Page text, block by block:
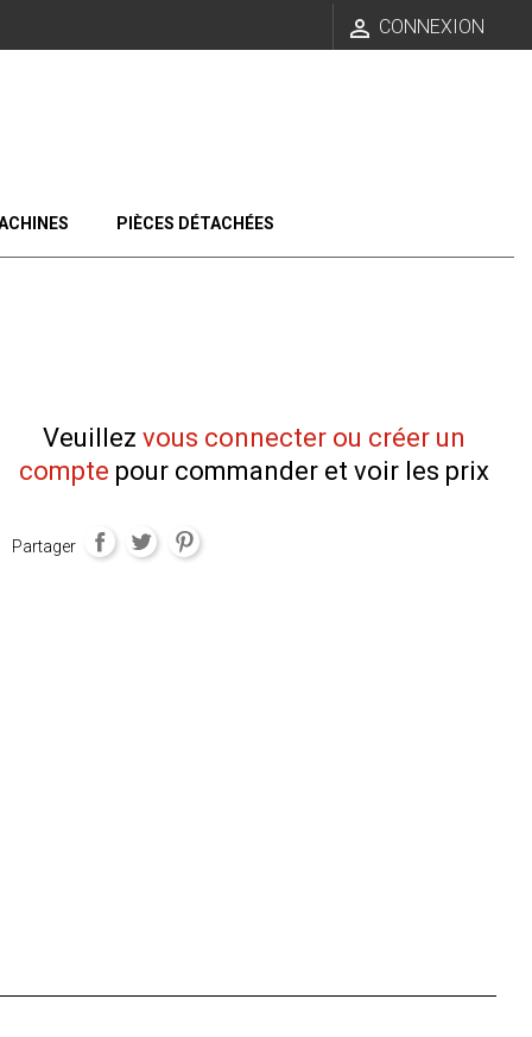
 CONNEXION
PIÈCES DÉTACHÉES
Veuillez vous connecter ou créer un
compte pour commander et voir les prix
Partager